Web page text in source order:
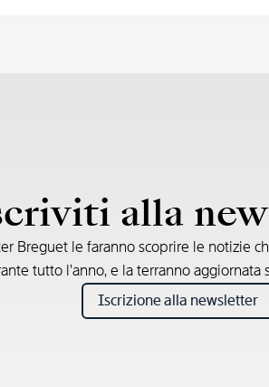
alla
Breguet le faranno scoprire le notizie
tutto l’anno, e la terranno aggiornata
Iscrizione alla newsletter